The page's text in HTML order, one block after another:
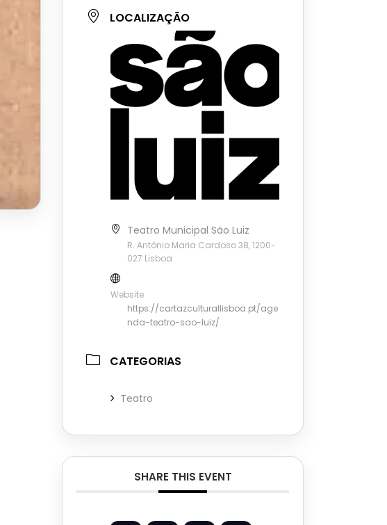
LOCALIZAÇÃO
Teatro Municipal São Luiz
R. António Maria Cardoso 38, 1200-
027 Lisboa
Website
https://cartazculturallisboa.pt/age
nda-teatro-sao-luiz/
CATEGORIAS
Teatro
SHARE THIS EVENT